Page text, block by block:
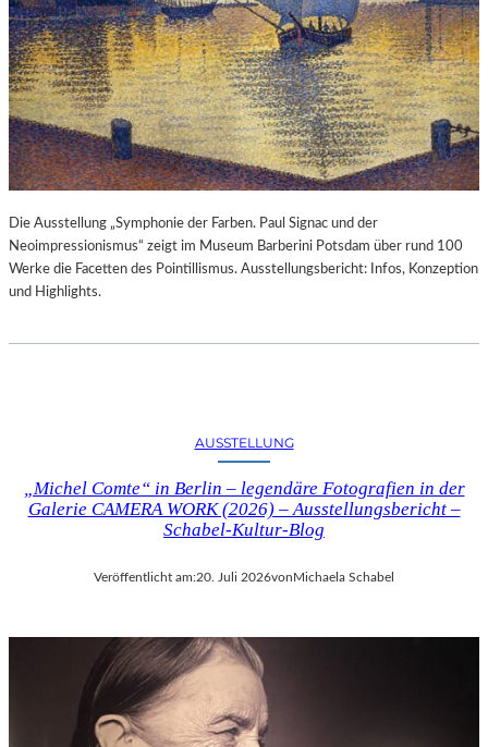
Die Ausstellung „Symphonie der Farben. Paul Signac und der
Neoimpressionismus“ zeigt im Museum Barberini Potsdam über rund 100
Werke die Facetten des Pointillismus. Ausstellungsbericht: Infos, Konzeption
und Highlights.
AUSSTELLUNG
„Michel Comte“ in Berlin – legendäre Fotografien in der
Galerie CAMERA WORK (2026) – Ausstellungsbericht –
Schabel-Kultur-Blog
Veröffentlicht am:20. Juli 2026von Michaela Schabel